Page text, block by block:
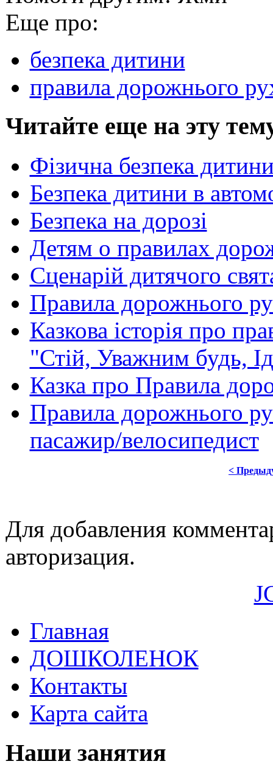
Еще про:
безпека дитини
правила дорожнього
Читайте еще на эту
Фізична безпека
Безпека дитини в
Безпека на дорозі
Детям о правилах
Сценарій дитячого
Правила дорожнього
Казкова історія про
"Стій, Уважним будь,
Казка про Правила
Правила дорожнього
пасажир/велосипедист
<
Для добавления
авторизация.
Главная
ДОШКОЛЕНОК
Контакты
Карта сайта
Наши занятия